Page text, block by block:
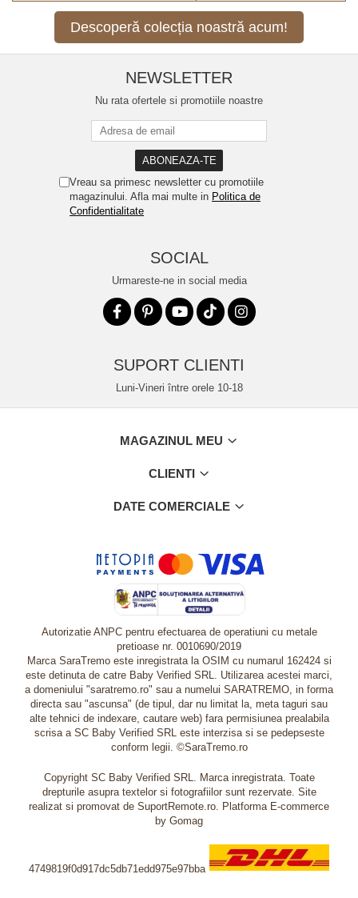
Descoperă colecția noastră acum!
NEWSLETTER
Nu rata ofertele si promotiile noastre
Vreau sa primesc newsletter cu promotiile
magazinului. Afla mai multe in Politica de
Confidentialitate
SOCIAL
Urmareste-ne in social media
SUPORT CLIENTI
Luni-Vineri între orele 10-18
MAGAZINUL MEU
CLIENTI
DATE COMERCIALE
Autorizatie ANPC pentru efectuarea de operatiuni cu metale
pretioase nr. 0010690/2019
Marca SaraTremo este inregistrata la OSIM cu numarul 162424 si
este detinuta de catre Baby Verified SRL. Utilizarea acestei marci,
a domeniului "saratremo.ro" sau a numelui SARATREMO, in forma
directa sau "ascunsa" (de tipul, dar nu limitat la, meta taguri sau
alte tehnici de indexare, cautare web) fara permisiunea prealabila
scrisa a SC Baby Verified SRL este interzisa si se pedepseste
conform legii. ©SaraTremo.ro
Copyright SC Baby Verified SRL. Marca inregistrata. Toate
drepturile asupra textelor si fotografiilor sunt rezervate. Site
realizat si promovat de SuportRemote.ro. Platforma E-commerce
by Gomag
4749819f0d917dc5db71edd975e97bba